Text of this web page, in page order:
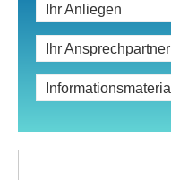
Ihr Anliegen
Ihr Ansprechpartner
Informationsmaterial